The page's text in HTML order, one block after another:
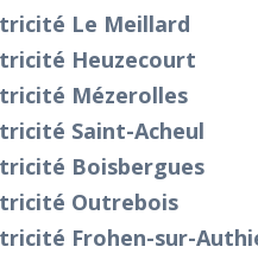
Le Meillard
Heuzecourt
Mézerolles
Saint-Acheul
Boisbergues
Outrebois
Frohen-sur-